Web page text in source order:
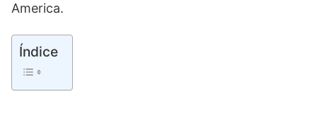
America.
Índice